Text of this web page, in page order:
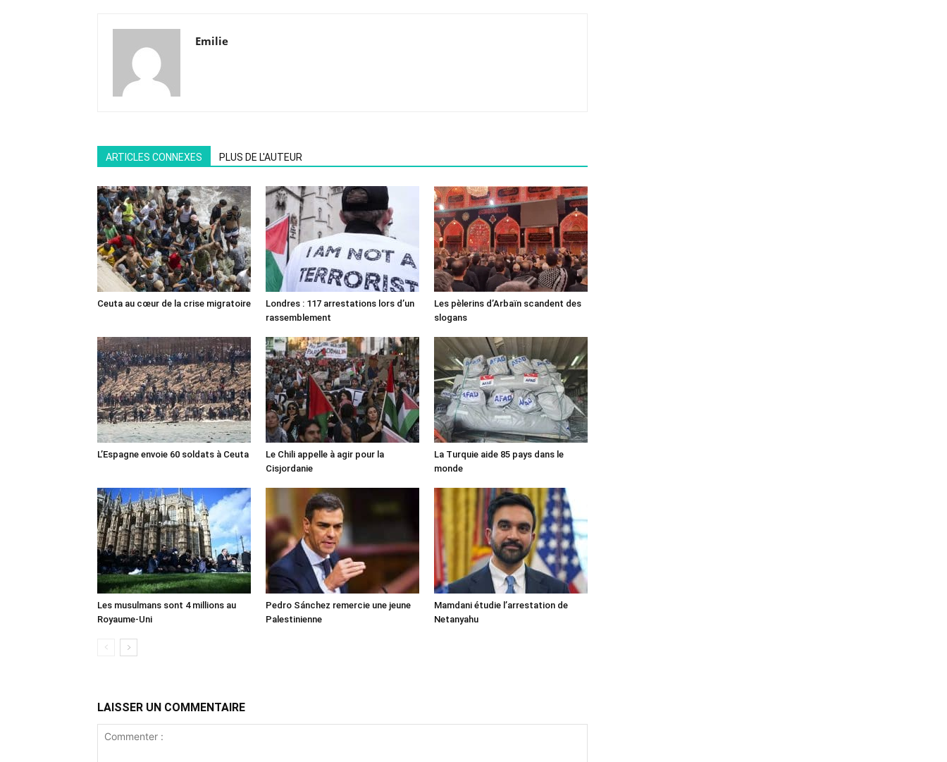
Emilie
ARTICLES CONNEXES PLUS DE L'AUTEUR
Ceuta au cœur de la crise migratoire
Londres : 117 arrestations lors d’un
rassemblement
Les pèlerins d’Arbaïn scandent des
slogans
L’Espagne envoie 60 soldats à Ceuta
Le Chili appelle à agir pour la
Cisjordanie
La Turquie aide 85 pays dans le
monde
Les musulmans sont 4 millions au
Royaume-Uni
Pedro Sánchez remercie une jeune
Palestinienne
Mamdani étudie l’arrestation de
Netanyahu
LAISSER UN COMMENTAIRE